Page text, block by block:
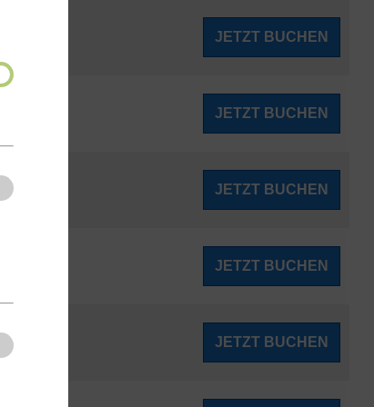
JETZT BUCHEN
JETZT BUCHEN
ab JETZT BUCHEN
JETZT BUCHEN
ab JETZT BUCHEN